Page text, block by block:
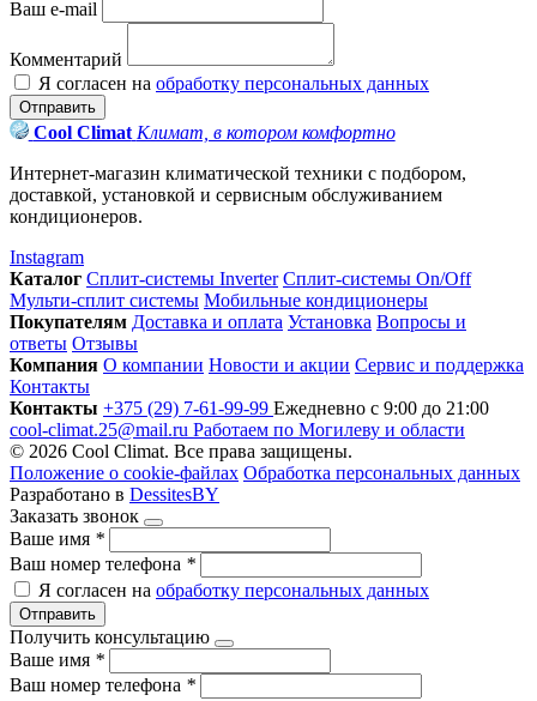
Ваш e-mail
Комментарий
Я согласен на обработку персональных данных
Отправить
Cool Climat Климат, в котором комфортно
Интернет-магазин климатической техники с подбором,
доставкой, установкой и сервисным обслуживанием
кондиционеров.
Instagram
Каталог Сплит-системы Inverter Сплит-системы On/Off
Мульти-сплит системы Мобильные кондиционеры
Покупателям Доставка и оплата Установка Вопросы и
ответы Отзывы
Компания О компании Новости и акции Сервис и поддержка
Контакты
Контакты +375 (29) 7-61-99-99 Ежедневно с 9:00 до 21:00
cool-climat.25@mail.ru Работаем по Могилеву и области
© 2026 Cool Climat. Все права защищены.
Положение о cookie-файлах Обработка персональных данных
Разработано в DessitesBY
Заказать звонок
Ваше имя *
Ваш номер телефона *
Я согласен на обработку персональных данных
Отправить
Получить консультацию
Ваше имя *
Ваш номер телефона *